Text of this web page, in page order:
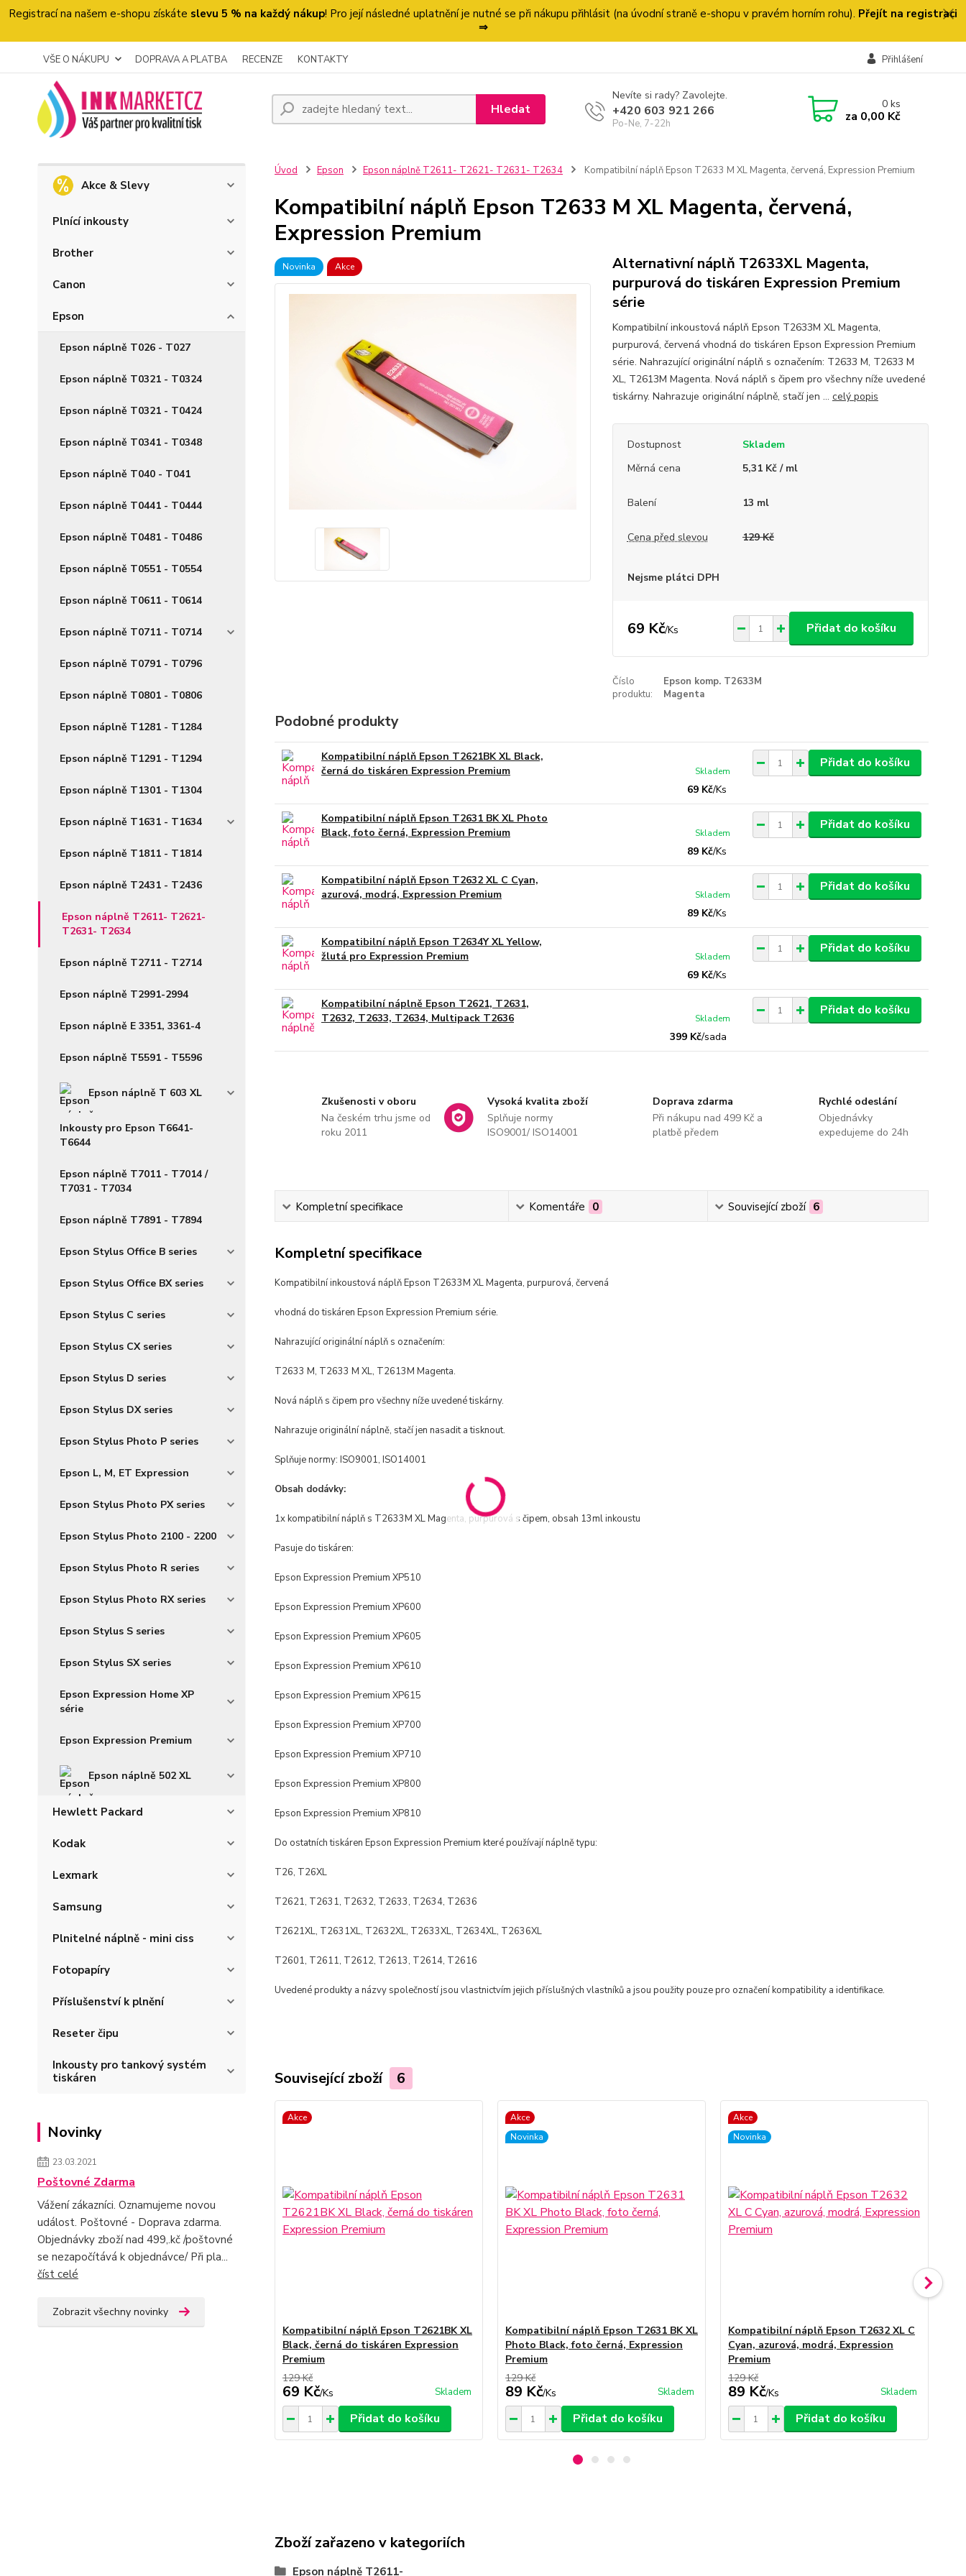
Registrací na našem e-shopu získáte slevu 5 % na každý nákup! Pro její následné uplatnění je nutné se při nákupu přihlásit (na úvodní straně e-shopu v pravém horním rohu). Přejít na registraci
⇒
VŠE O NÁKUPU DOPRAVA A PLATBA RECENZE KONTAKTY Přihlášení
Hledat
Nevíte si rady? Zavolejte.
+420 603 921 266
Po-Ne, 7-22h
0ks
za 0,00 Kč
Akce & Slevy
Plnící inkousty
Brother
Canon
Epson
Epson náplně T026 - T027
Epson náplně T0321 - T0324
Epson náplně T0321 - T0424
Epson náplně T0341 - T0348
Epson náplně T040 - T041
Epson náplně T0441 - T0444
Epson náplně T0481 - T0486
Epson náplně T0551 - T0554
Epson náplně T0611 - T0614
Epson náplně T0711 - T0714
Epson náplně T0791 - T0796
Epson náplně T0801 - T0806
Epson náplně T1281 - T1284
Epson náplně T1291 - T1294
Epson náplně T1301 - T1304
Epson náplně T1631 - T1634
Epson náplně T1811 - T1814
Epson náplně T2431 - T2436
Epson náplně T2611- T2621-
T2631- T2634
Epson náplně T2711 - T2714
Epson náplně T2991-2994
Epson náplně E 3351, 3361-4
Epson náplně T5591 - T5596
Epson náplně T 603 XL
Inkousty pro Epson T6641-
T6644
Epson náplně T7011 - T7014 /
T7031 - T7034
Epson náplně T7891 - T7894
Epson Stylus Office B series
Epson Stylus Office BX series
Epson Stylus C series
Epson Stylus CX series
Epson Stylus D series
Epson Stylus DX series
Epson Stylus Photo P series
Epson L, M, ET Expression
Epson Stylus Photo PX series
Epson Stylus Photo 2100 - 2200
Epson Stylus Photo R series
Epson Stylus Photo RX series
Epson Stylus S series
Epson Stylus SX series
Epson Expression Home XP
série
Epson Expression Premium
Epson náplně 502 XL
Hewlett Packard
Kodak
Lexmark
Samsung
Plnitelné náplně - mini ciss
Fotopapíry
Příslušenství k plnění
Reseter čipu
Inkousty pro tankový systém
tiskáren
Novinky
23.03.2021
Poštovné Zdarma
Vážení zákazníci. Oznamujeme novou
událost. Poštovné - Doprava zdarma.
Objednávky zboží nad 499,.kč /poštovné
se nezapočítává k objednávce/ Při pla...
číst celé
Zobrazit všechny novinky
Úvod Epson Epson náplně T2611- T2621- T2631- T2634 Kompatibilní náplň Epson T2633 M XL Magenta, červená, Expression Premium
Kompatibilní náplň Epson T2633 M XL Magenta, červená,
Expression Premium
Novinka Akce
Alternativní náplň T2633XL Magenta,
purpurová do tiskáren Expression Premium
série
Kompatibilní inkoustová náplň Epson T2633M XL Magenta,
purpurová, červená vhodná do tiskáren Epson Expression Premium
série. Nahrazující originální náplň s označením: T2633 M, T2633 M
XL, T2613M Magenta. Nová náplň s čipem pro všechny níže uvedené
tiskárny. Nahrazuje originální náplně, stačí jen ... celý popis
Dostupnost
Skladem
Měrná cena
5,31 Kč / ml
Balení 13 ml
Cena před slevou 129 Kč
Nejsme plátci DPH
69 Kč/Ks Přidat do košíku
Číslo
produktu:
Epson komp. T2633M
Magenta
Podobné produkty
Kompatibilní náplň Epson T2621BK XL Black,
černá do tiskáren Expression Premium
69 Kč/Ks
Skladem
Přidat do košíku
Kompatibilní náplň Epson T2631 BK XL Photo
Black, foto černá, Expression Premium
89 Kč/Ks
Skladem
Přidat do košíku
Kompatibilní náplň Epson T2632 XL C Cyan,
azurová, modrá, Expression Premium
89 Kč/Ks
Skladem
Přidat do košíku
Kompatibilní náplň Epson T2634Y XL Yellow,
žlutá pro Expression Premium
69 Kč/Ks
Skladem
Přidat do košíku
Kompatibilní náplně Epson T2621, T2631,
T2632, T2633, T2634, Multipack T2636
399 Kč/sada
Skladem
Přidat do košíku
Zkušenosti v oboru
Na českém trhu jsme od
roku 2011
Vysoká kvalita zboží
Splňuje normy
ISO9001/ ISO14001
Doprava zdarma
Při nákupu nad 499 Kč a
platbě předem
Rychlé odeslání
Objednávky
expedujeme do 24h
Kompletní specifikace Komentáře 0 Související zboží 6
Kompletní specifikace
Kompatibilní inkoustová náplň Epson T2633M XL Magenta, purpurová, červená
vhodná do tiskáren Epson Expression Premium série.
Nahrazující originální náplň s označením:
T2633 M, T2633 M XL, T2613M Magenta.
Nová náplň s čipem pro všechny níže uvedené tiskárny.
Nahrazuje originální náplně, stačí jen nasadit a tisknout.
Splňuje normy: ISO9001, ISO14001
Obsah dodávky:
1x kompatibilní náplň s T2633M XL Magenta, purpurová s čipem, obsah 13ml inkoustu
Pasuje do tiskáren:
Epson Expression Premium XP510
Epson Expression Premium XP600
Epson Expression Premium XP605
Epson Expression Premium XP610
Epson Expression Premium XP615
Epson Expression Premium XP700
Epson Expression Premium XP710
Epson Expression Premium XP800
Epson Expression Premium XP810
Do ostatních tiskáren Epson Expression Premium které používají náplně typu:
T26, T26XL
T2621, T2631, T2632, T2633, T2634, T2636
T2621XL, T2631XL, T2632XL, T2633XL, T2634XL, T2636XL
T2601, T2611, T2612, T2613, T2614, T2616
Uvedené produkty a názvy společností jsou vlastnictvím jejich příslušných vlastníků a jsou použity pouze pro označení kompatibility a identifikace.
Související zboží 6
Akce
Kompatibilní náplň Epson T2621BK XL
Black, černá do tiskáren Expression
Premium
129 Kč
69 Kč/Ks Skladem
Přidat do košíku
Akce
Novinka
Kompatibilní náplň Epson T2631 BK XL
Photo Black, foto černá, Expression
Premium
129 Kč
89 Kč/Ks Skladem
Přidat do košíku
Akce
Novinka
Kompatibilní náplň Epson T2632 XL C
Cyan, azurová, modrá, Expression
Premium
129 Kč
89 Kč/Ks Skladem
Přidat do košíku
Zboží zařazeno v kategoriích
Epson náplně T2611-